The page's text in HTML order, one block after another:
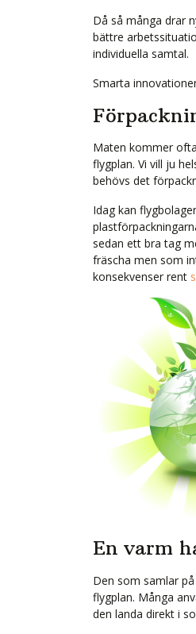
Då så många drar
bättre
individuella samtal.
Smarta
Maten kommer
flygplan. Vi vill ju
behövs det
Idag kan
sedan ett bra tag
fräscha men som
konsekvenser rent
En varm
Den som samlar
flygplan. Många
den landa direkt i